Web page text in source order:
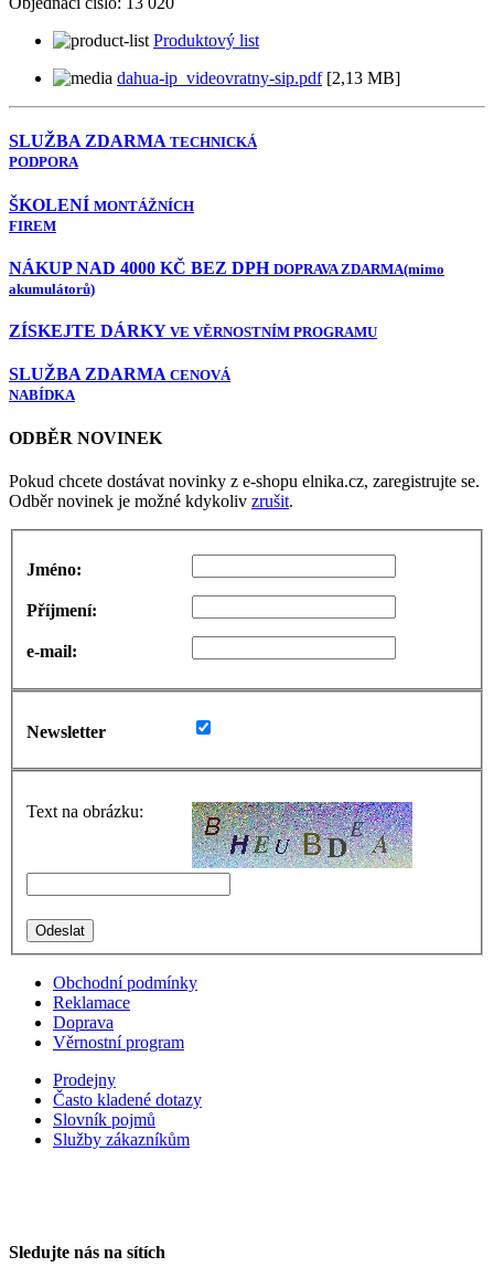
Produktový list
dahua-ip_videovratny-sip.pdf[2,13 MB]
SLUŽBA ZDARMA TECHNICKÁ
PODPORA
ŠKOLENÍ MONTÁŽNÍCH
FIREM
NÁKUP NAD 4000 KČ BEZ DPH DOPRAVA ZDARMA(mimo
akumulátorů)
ZÍSKEJTE DÁRKY VE VĚRNOSTNÍM PROGRAMU
SLUŽBA ZDARMA CENOVÁ
NABÍDKA
ODBĚR NOVINEK
Pokud chcete dostávat novinky z e-shopu elnika.cz, zaregistrujte se.
Odběr novinek je možné kdykoliv zrušit.
Jméno:
Příjmení:
e-mail:
Newsletter
Text na obrázku:
Obchodní podmínky
Reklamace
Doprava
Věrnostní program
Prodejny
Často kladené dotazy
Slovník pojmů
Služby zákazníkům
Sledujte nás na sítích